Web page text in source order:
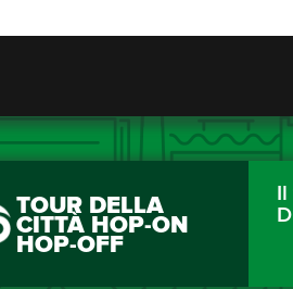
TOUR DELLA
CITTÀ HOP-ON
HOP-OFF